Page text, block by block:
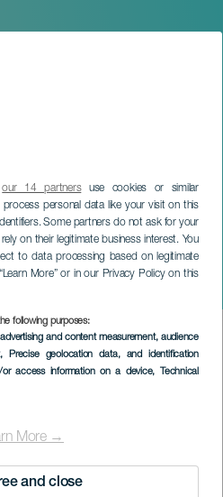
our 14 partnersuse cookies or similar
personal data like your visit on this
Some partners do not ask for your
on their legitimate business interest. You
to data processing based on legitimate
More” or in our Privacy Policy on this
following purposes:
and content measurement, audience
, Precise geolocation data, and identification
access information on a device, Technical
More →
and close
i konsert